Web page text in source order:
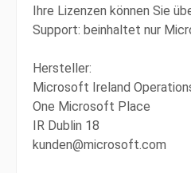
Ihre Lizenzen können Sie
Support: beinhaltet nur
Hersteller:
Microsoft Ireland
One Microsoft Place
IR Dublin 18
kunden@microsoft.com